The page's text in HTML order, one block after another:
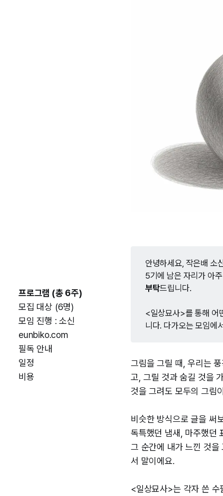
프로그램 (총 6주)
모집 대상 (6명)
모임 진행 : 소신
eunbiko.com
필독 안내
일정
비용
안녕하세요, 작은배 소
5기에 남은 자리가 아
부탁드립니다.
<일상묘사>를 통해 어
니다. 다가오는 모임에
그림을 그릴 때, 우리는
고, 그릴 것과 숨길 것을
것을 그려도 모두의 그림
비슷한 방식으로 글을 써
독특했던 냄새, 마주했던
그 순간에 내가 느낀 것을
서 말이에요.
<일상묘사>는 각자 쓴 수